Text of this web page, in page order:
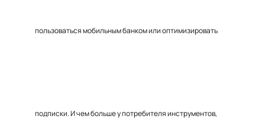
пользоваться мобильным банком или оптимизировать
подписки. И чем больше у потребителя инструментов,